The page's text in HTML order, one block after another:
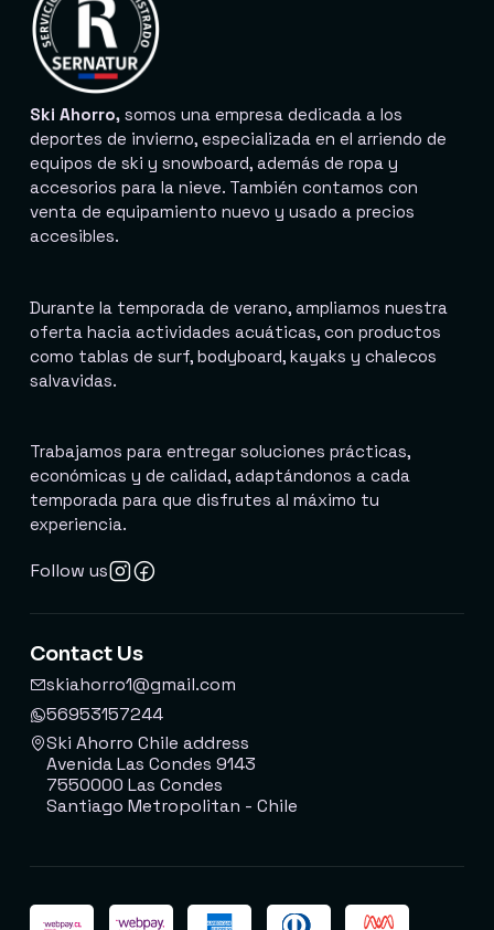
Ski Ahorro, somos una empresa dedicada a los
deportes de invierno, especializada en el arriendo de
equipos de ski y snowboard, además de ropa y
accesorios para la nieve. También contamos con
venta de equipamiento nuevo y usado a precios
accesibles.
Durante la temporada de verano, ampliamos nuestra
oferta hacia actividades acuáticas, con productos
como tablas de surf, bodyboard, kayaks y chalecos
salvavidas.
Trabajamos para entregar soluciones prácticas,
económicas y de calidad, adaptándonos a cada
temporada para que disfrutes al máximo tu
experiencia.
Follow us
Contact Us
skiahorro1@gmail.com
56953157244
Ski Ahorro Chile address
Avenida Las Condes 9143
7550000 Las Condes
Santiago Metropolitan - Chile